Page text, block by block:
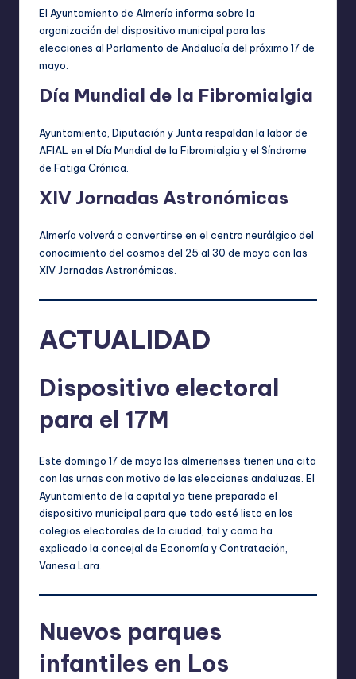
El Ayuntamiento de Almería informa sobre la
organización del dispositivo municipal para las
elecciones al Parlamento de Andalucía del próximo 17 de
mayo.
Día Mundial de la Fibromialgia
Ayuntamiento, Diputación y Junta respaldan la labor de
AFIAL en el Día Mundial de la Fibromialgia y el Síndrome
de Fatiga Crónica.
XIV Jornadas Astronómicas
Almería volverá a convertirse en el centro neurálgico del
conocimiento del cosmos del 25 al 30 de mayo con las
XIV Jornadas Astronómicas.
ACTUALIDAD
Dispositivo electoral
para el 17M
Este domingo 17 de mayo los almerienses tienen una cita
con las urnas con motivo de las elecciones andaluzas. El
Ayuntamiento de la capital ya tiene preparado el
dispositivo municipal para que todo esté listo en los
colegios electorales de la ciudad, tal y como ha
explicado la concejal de Economía y Contratación,
Vanesa Lara.
Nuevos parques
infantiles en Los